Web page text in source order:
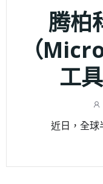
腾柏
（
工
近日，全